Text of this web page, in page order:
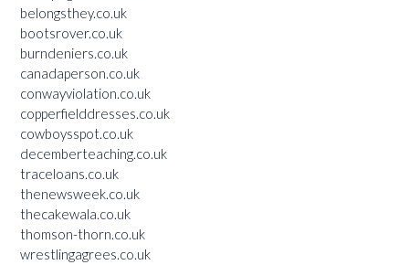
belongsthey.co.uk
bootsrover.co.uk
burndeniers.co.uk
canadaperson.co.uk
conwayviolation.co.uk
copperfielddresses.co.uk
cowboysspot.co.uk
decemberteaching.co.uk
traceloans.co.uk
thenewsweek.co.uk
thecakewala.co.uk
thomson-thorn.co.uk
wrestlingagrees.co.uk